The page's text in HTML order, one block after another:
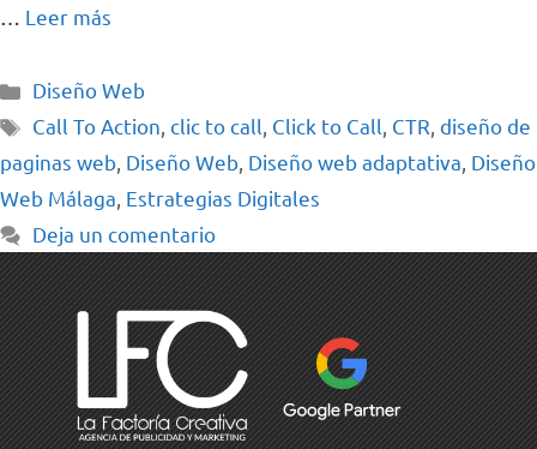
… Leer más
Diseño Web
Call To Action,clic to call, Click to Call, CTR,diseño de
paginas web, Diseño Web, Diseño web adaptativa, Diseño
Web Málaga, Estrategias Digitales
Deja un comentario